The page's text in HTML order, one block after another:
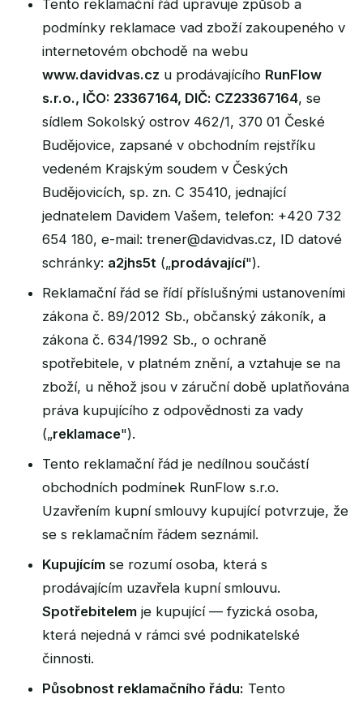
Tento reklamační řád upravuje způsob a
podmínky reklamace vad zboží zakoupeného v
internetovém obchodě na webu
www.davidvas.cz u prodávajícího RunFlow
s.r.o., IČO: 23367164, DIČ: CZ23367164, se
sídlem Sokolský ostrov 462/1, 370 01 České
Budějovice, zapsané v obchodním rejstříku
vedeném Krajským soudem v Českých
Budějovicích, sp. zn. C 35410, jednající
jednatelem Davidem Vašem, telefon: +420 732
654 180, e-mail: trener@davidvas.cz, ID datové
schránky: a2jhs5t („prodávající").
Reklamační řád se řídí příslušnými ustanoveními
zákona č. 89/2012 Sb., občanský zákoník, a
zákona č. 634/1992 Sb., o ochraně
spotřebitele, v platném znění, a vztahuje se na
zboží, u něhož jsou v záruční době uplatňována
práva kupujícího z odpovědnosti za vady
(„reklamace").
Tento reklamační řád je nedílnou součástí
obchodních podmínek RunFlow s.r.o.
Uzavřením kupní smlouvy kupující potvrzuje, že
se s reklamačním řádem seznámil.
Kupujícím se rozumí osoba, která s
prodávajícím uzavřela kupní smlouvu.
Spotřebitelem je kupující — fyzická osoba,
která nejedná v rámci své podnikatelské
činnosti.
Působnost reklamačního řádu: Tento